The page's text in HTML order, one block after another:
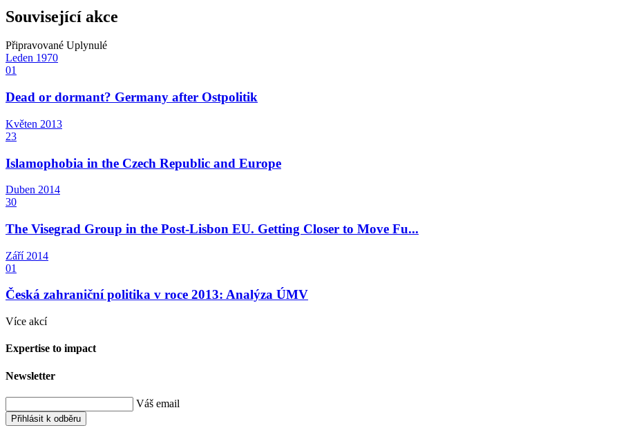
Související akce
Připravované Uplynulé
Leden 1970
01
Dead or dormant? Germany after Ostpolitik
Květen 2013
23
Islamophobia in the Czech Republic and Europe
Duben 2014
30
The Visegrad Group in the Post-Lisbon EU. Getting Closer to Move Fu...
Září 2014
01
Česká zahraniční politika v roce 2013: Analýza ÚMV
Více akcí
Expertise to impact
Newsletter
Váš email
Přihlásit k odběru